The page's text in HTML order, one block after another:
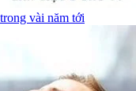
vài năm tới